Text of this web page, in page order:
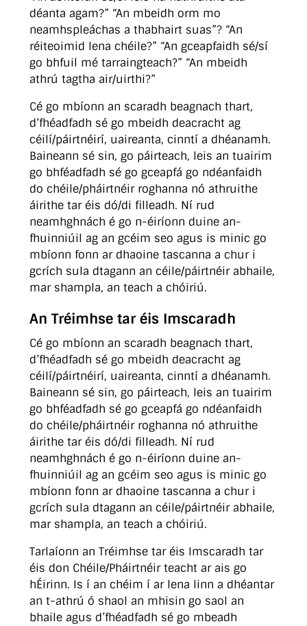
déanta agam?” “An mbeidh orm mo
neamhspleáchas a thabhairt suas”? “An
réiteoimid lena chéile?” “An gceapfaidh sé/sí
go bhfuil mé tarraingteach?” “An mbeidh
athrú tagtha air/uirthi?”
Cé go mbíonn an scaradh beagnach thart,
d’fhéadfadh sé go mbeidh deacracht ag
céilí/páirtnéirí, uaireanta, cinntí a dhéanamh.
Baineann sé sin, go páirteach, leis an tuairim
go bhféadfadh sé go gceapfá go ndéanfaidh
do chéile/pháirtnéir roghanna nó athruithe
áirithe tar éis dó/di filleadh. Ní rud
neamhghnách é go n-éiríonn duine an-
fhuinniúil ag an gcéim seo agus is minic go
mbíonn fonn ar dhaoine tascanna a chur i
gcrích sula dtagann an céile/páirtnéir abhaile,
mar shampla, an teach a chóiriú.
An Tréimhse tar éis Imscaradh
Cé go mbíonn an scaradh beagnach thart,
d’fhéadfadh sé go mbeidh deacracht ag
céilí/páirtnéirí, uaireanta, cinntí a dhéanamh.
Baineann sé sin, go páirteach, leis an tuairim
go bhféadfadh sé go gceapfá go ndéanfaidh
do chéile/pháirtnéir roghanna nó athruithe
áirithe tar éis dó/di filleadh. Ní rud
neamhghnách é go n-éiríonn duine an-
fhuinniúil ag an gcéim seo agus is minic go
mbíonn fonn ar dhaoine tascanna a chur i
gcrích sula dtagann an céile/páirtnéir abhaile,
mar shampla, an teach a chóiriú.
Tarlaíonn an Tréimhse tar éis Imscaradh tar
éis don Chéile/Pháirtnéir teacht ar ais go
hÉirinn. Is í an chéim í ar lena linn a dhéantar
an t-athrú ó shaol an mhisin go saol an
bhaile agus d’fhéadfadh sé go mbeadh